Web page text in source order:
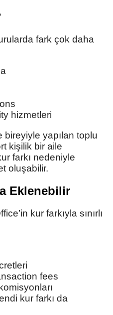
fark çok daha
hizmetleri
yapılan toplu
kişilik bir aile
farkı nedeniyle
oluşabilir.
Eklenebilir
kur farkıyla sınırlı
fees
kur farkı da